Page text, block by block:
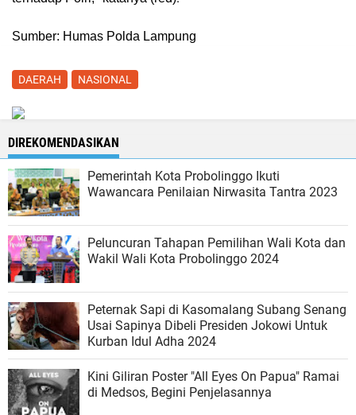
Sumber: Humas Polda Lampung
DAERAH NASIONAL
DIREKOMENDASIKAN
Pemerintah Kota Probolinggo Ikuti
Wawancara Penilaian Nirwasita Tantra 2023
Peluncuran Tahapan Pemilihan Wali Kota dan
Wakil Wali Kota Probolinggo 2024
Peternak Sapi di Kasomalang Subang Senang
Usai Sapinya Dibeli Presiden Jokowi Untuk
Kurban Idul Adha 2024
Kini Giliran Poster "All Eyes On Papua" Ramai
di Medsos, Begini Penjelasannya